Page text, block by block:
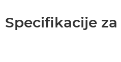
Specifikacije